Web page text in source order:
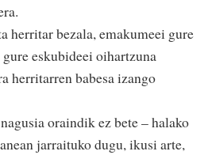
herritar bezala, emakumeei gure
eskubideei oihartzuna
herritarren babesa izango
oraindik ez bete – halako
jarraituko dugu, ikusi arte,